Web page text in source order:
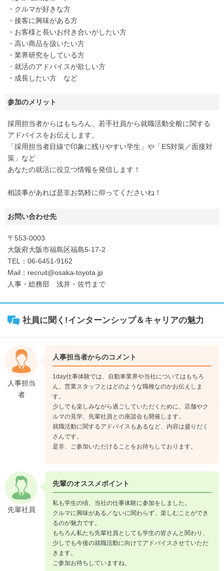
・クルマが好きな方
・接客に興味がある方
・お客様と長いお付き合いがしたい方
・高い商品を扱いたい方
・業界研究をしている方
・就活のアドバイスが欲しい方
・成長したい方 など
参加のメリット
採用担当者からはもちろん、若手社員から就職活動全般に関する
アドバイスをお伝えします。
「採用担当者目線で印象に残りやすい学生」や「ES対策／面接対
策」など
あなたの就活に役立つ情報を発信します！
相談事があれば是非お気軽に仰ってくださいね！
お問い合わせ先
〒553-0003
大阪府大阪市福島区福島5-17-2
TEL：06-6451-9162
Mail：recruit@osaka-toyota.jp
人事・総務部 浅井・佐竹まで
社員に聞く!インターンシップ＆キャリアの魅力
人事担当
者
人事担当者からのコメント
1day仕事体験では、自動車業界や当社についてはもちろ
ん、営業スタッフとはどのような職種なのかお伝えしま
す。
少しでも楽しみながら過ごしていただくために、店舗やク
ルマの見学、先輩社員との座談会も開催します。
就職活動に関するアドバイスもあるなど、内容は盛りだく
さんです。
是非、ご参加いただけることをお待ちしております。
先輩社員
先輩のオススメポイント
私も学生の頃、当社の仕事体験に参加をしました。
クルマに興味がある／ないに関わらず、楽しむことができ
るのが魅力です。
もちろん私たち先輩社員としても学生の皆さんと関わり、
少しでも今後の就職活動に向けてアドバイスさせていただ
きます。
ご参加お待ちしていますね。